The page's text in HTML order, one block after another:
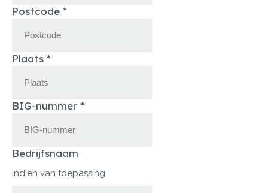
Postcode *
Plaats *
BIG-nummer *
Bedrijfsnaam
Indien van toepassing